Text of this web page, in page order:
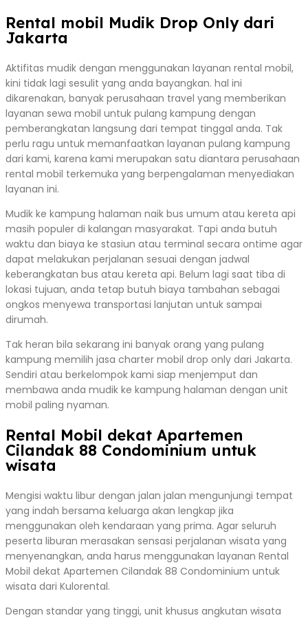
Rental mobil Mudik Drop Only dari
Jakarta
Aktifitas mudik dengan menggunakan layanan rental mobil,
kini tidak lagi sesulit yang anda bayangkan. hal ini
dikarenakan, banyak perusahaan travel yang memberikan
layanan sewa mobil untuk pulang kampung dengan
pemberangkatan langsung dari tempat tinggal anda. Tak
perlu ragu untuk memanfaatkan layanan pulang kampung
dari kami, karena kami merupakan satu diantara perusahaan
rental mobil terkemuka yang berpengalaman menyediakan
layanan ini.
Mudik ke kampung halaman naik bus umum atau kereta api
masih populer di kalangan masyarakat. Tapi anda butuh
waktu dan biaya ke stasiun atau terminal secara ontime agar
dapat melakukan perjalanan sesuai dengan jadwal
keberangkatan bus atau kereta api. Belum lagi saat tiba di
lokasi tujuan, anda tetap butuh biaya tambahan sebagai
ongkos menyewa transportasi lanjutan untuk sampai
dirumah.
Tak heran bila sekarang ini banyak orang yang pulang
kampung memilih jasa charter mobil drop only dari Jakarta.
Sendiri atau berkelompok kami siap menjemput dan
membawa anda mudik ke kampung halaman dengan unit
mobil paling nyaman.
Rental Mobil dekat Apartemen
Cilandak 88 Condominium untuk
wisata
Mengisi waktu libur dengan jalan jalan mengunjungi tempat
yang indah bersama keluarga akan lengkap jika
menggunakan oleh kendaraan yang prima. Agar seluruh
peserta liburan merasakan sensasi perjalanan wisata yang
menyenangkan, anda harus menggunakan layanan Rental
Mobil dekat Apartemen Cilandak 88 Condominium untuk
wisata dari Kulorental.
Dengan standar yang tinggi, unit khusus angkutan wisata